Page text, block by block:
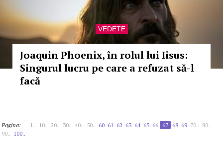
VEDETE
Joaquin Phoenix, în rolul lui Iisus:
Singurul lucru pe care a refuzat să-l
facă
Pagina: 1.. 10.. 20.. 30.. 40.. 50.. 60 61 62 63 64 65 66 67 68 69 70.. 80..
90.. 100..